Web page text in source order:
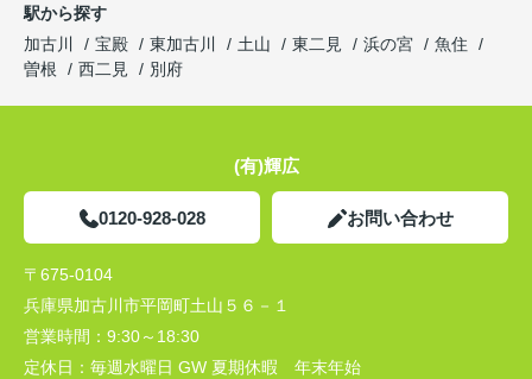
駅から探す
加古川
宝殿 東加古川 土山 東二見 浜の宮
魚住
曽根
西二見 別府
(有)輝広
0120-928-028 お問い合わせ
〒675-0104
兵庫県加古川市平岡町土山５６－１
営業時間： 9:30～18:30
定休日： 毎週水曜日 GW 夏期休暇 年末年始